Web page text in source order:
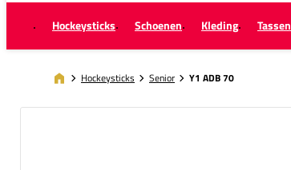
Hockeysticks Schoenen Kleding Tassen
Hockeysticks Senior Y1 ADB 70